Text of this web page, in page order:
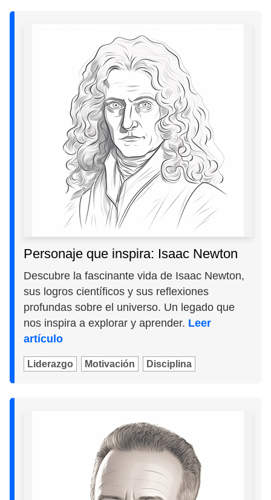
Personaje que inspira: Isaac Newton
Descubre la fascinante vida de Isaac Newton,
sus logros científicos y sus reflexiones
profundas sobre el universo. Un legado que
nos inspira a explorar y aprender. Leer
artículo
Liderazgo Motivación Disciplina